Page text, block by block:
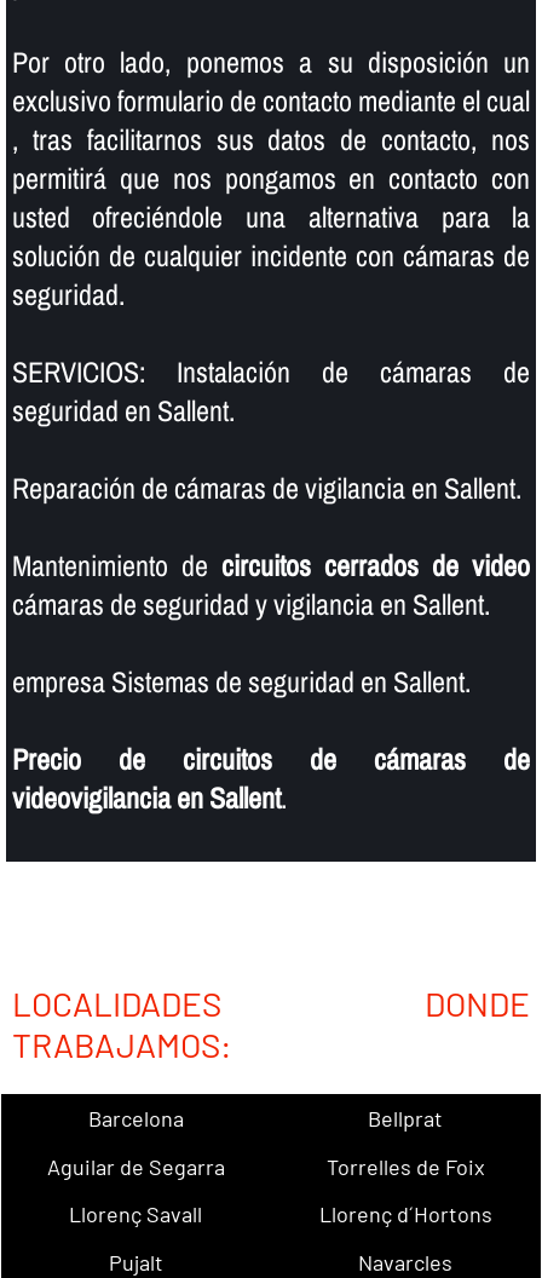
Por otro lado, ponemos a su disposición un
exclusivo formulario de contacto mediante el cual
, tras facilitarnos sus datos de contacto, nos
permitirá que nos pongamos en contacto con
usted ofreciéndole una alternativa para la
solución de cualquier incidente con cámaras de
seguridad.
SERVICIOS: Instalación de cámaras de
seguridad en Sallent.
Reparación de cámaras de vigilancia en Sallent.
Mantenimiento de circuitos cerrados de video
cámaras de seguridad y vigilancia en Sallent.
empresa Sistemas de seguridad en Sallent.
Precio de circuitos de cámaras de
videovigilancia en Sallent.
LOCALIDADES DONDE
TRABAJAMOS:
Barcelona
Bellprat
Aguilar de Segarra
Torrelles de Foix
Llorenç Savall
Llorenç d´Hortons
Pujalt
Navarcles